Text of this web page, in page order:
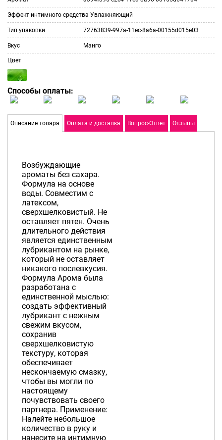
Эффект интимного средства Увлажняющий
Тип упаковки 72763839-997a-11ec-8a6a-00155d015e03
Вкус Манго
Цвет
Способы оплаты:
Описание товара Оплата и доставка Вопрос-Ответ Отзывы
Возбуждающие
ароматы без сахара.
Формула на основе
воды. Совместим с
латексом,
сверхшелковистый. Не
оставляет пятен. Очень
длительного действия
является единственным
лубрикантом на рынке,
который не оставляет
никакого послевкусия.
Формула Арома была
разработана с
единственной мыслью:
создать эффективный
лубрикант с нежным
свежим вкусом,
сохранив
сверхшелковистую
текстуру, которая
обеспечивает
нескончаемую смазку,
чтобы вы могли по
настоящему
почувствовать своего
партнера. Применение:
Налейте небольшое
количество в руку и
нанесите на интимную